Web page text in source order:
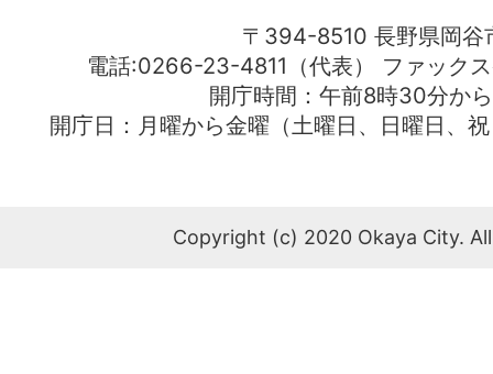
〒394-8510 長野県岡谷
電話:0266-23-4811（代表） ファッ
開庁時間：午前8時30分か
開庁日：月曜から金曜（土曜日、日曜日、
Copyright (c) 2020 Okaya City.